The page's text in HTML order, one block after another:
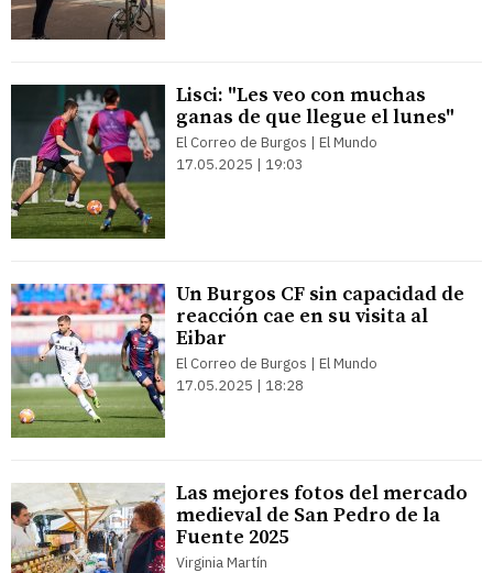
Lisci: "Les veo con muchas
ganas de que llegue el lunes"
El Correo de Burgos | El Mundo
17.05.2025 | 19:03
Un Burgos CF sin capacidad de
reacción cae en su visita al
Eibar
El Correo de Burgos | El Mundo
17.05.2025 | 18:28
Las mejores fotos del mercado
medieval de San Pedro de la
Fuente 2025
Virginia Martín